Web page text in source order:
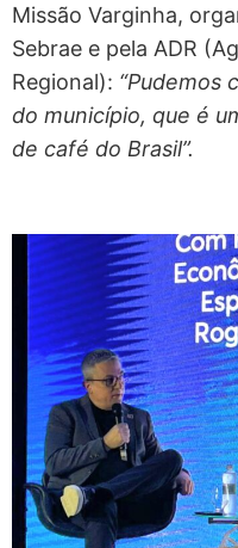
Missão Varginha,
Sebrae e pela ADR
Regional): “Pudemos
do município, que é
de café do Brasil”.